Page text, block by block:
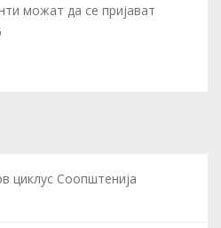
можат да се пријават
циклус Соопштенија